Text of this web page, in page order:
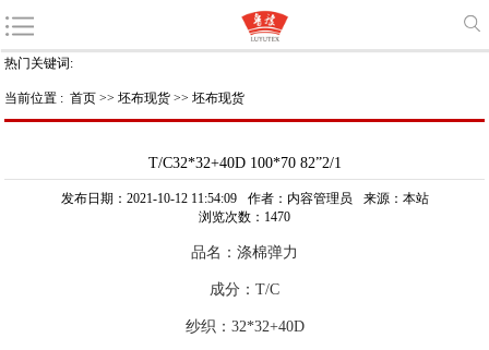
热门关键词:
当前位置 : 首页 >> 坯布现货 >> 坯布现货
T/C32*32+40D 100*70 82”2/1
发布日期：2021-10-12 11:54:09 作者：内容管理员
来源：本站
浏览次数：1470
品名：涤棉弹力
成分：T/C
纱织：32*32+40D